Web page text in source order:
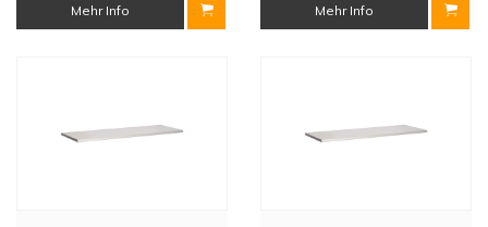
Mehr Info Mehr Info